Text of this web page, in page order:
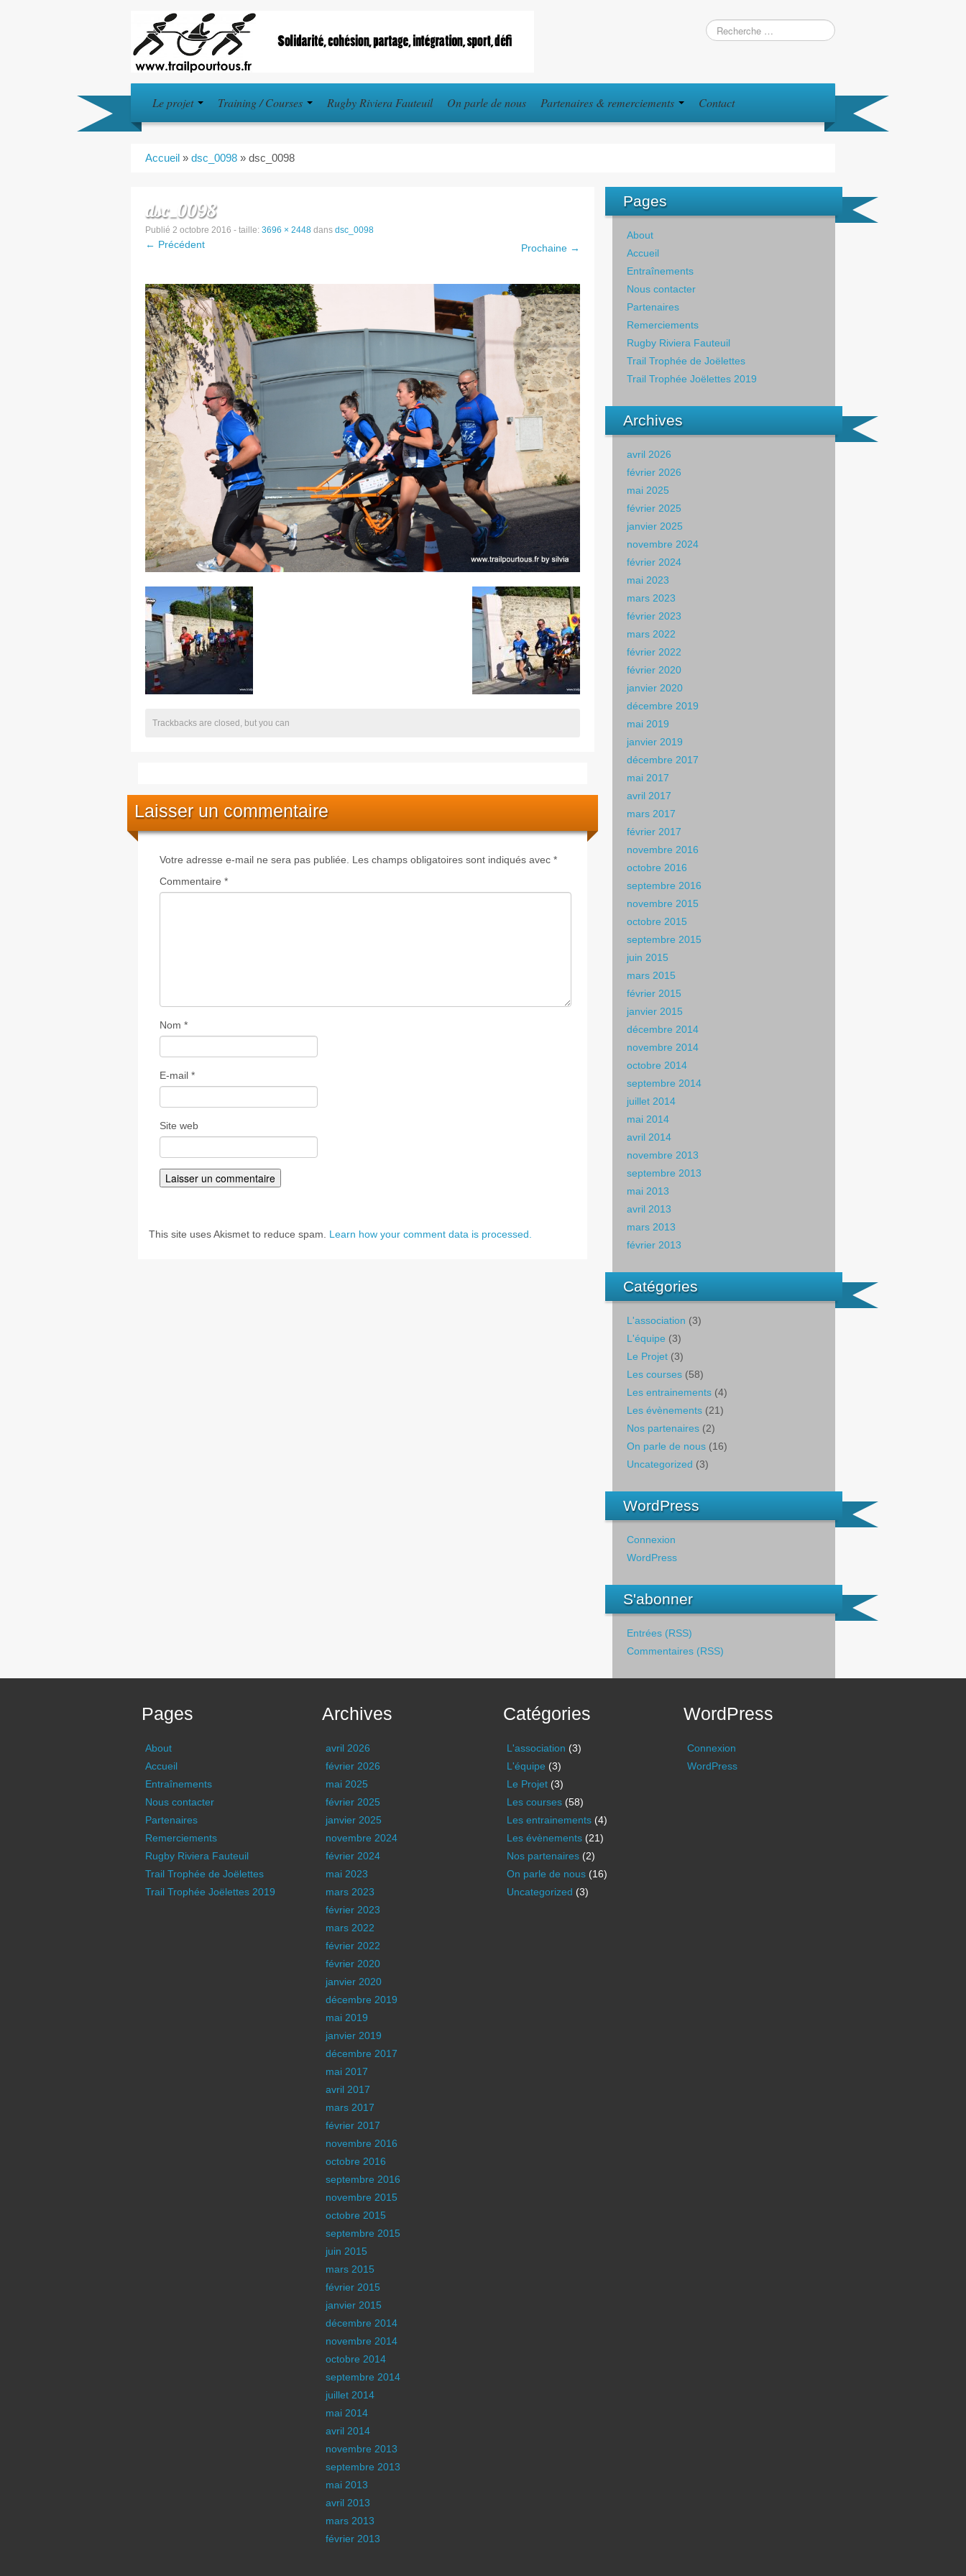
Le projet Training / Courses Rugby Riviera Fauteuil On parle de nous Partenaires & remerciements Contact
Accueil » dsc_0098 » dsc_0098
dsc_0098
Publié 2 octobre 2016 - taille: 3696 × 2448 dans dsc_0098
← Précédent Prochaine →
Trackbacks are closed, but you can
Laisser un commentaire
Votre adresse e-mail ne sera pas publiée. Les champs obligatoires sont indiqués avec *
Commentaire *
Nom *
E-mail *
Site web
This site uses Akismet to reduce spam. Learn how your comment data is processed.
Pages
About
Accueil
Entraînements
Nous contacter
Partenaires
Remerciements
Rugby Riviera Fauteuil
Trail Trophée de Joëlettes
Trail Trophée Joëlettes 2019
Archives
avril 2026
février 2026
mai 2025
février 2025
janvier 2025
novembre 2024
février 2024
mai 2023
mars 2023
février 2023
mars 2022
février 2022
février 2020
janvier 2020
décembre 2019
mai 2019
janvier 2019
décembre 2017
mai 2017
avril 2017
mars 2017
février 2017
novembre 2016
octobre 2016
septembre 2016
novembre 2015
octobre 2015
septembre 2015
juin 2015
mars 2015
février 2015
janvier 2015
décembre 2014
novembre 2014
octobre 2014
septembre 2014
juillet 2014
mai 2014
avril 2014
novembre 2013
septembre 2013
mai 2013
avril 2013
mars 2013
février 2013
Catégories
L'association (3)
L'équipe (3)
Le Projet (3)
Les courses (58)
Les entrainements (4)
Les évènements (21)
Nos partenaires (2)
On parle de nous (16)
Uncategorized (3)
WordPress
Connexion
WordPress
S'abonner
Entrées (RSS)
Commentaires (RSS)
Pages
About
Accueil
Entraînements
Nous contacter
Partenaires
Remerciements
Rugby Riviera Fauteuil
Trail Trophée de Joëlettes
Trail Trophée Joëlettes 2019
Archives
avril 2026
février 2026
mai 2025
février 2025
janvier 2025
novembre 2024
février 2024
mai 2023
mars 2023
février 2023
mars 2022
février 2022
février 2020
janvier 2020
décembre 2019
mai 2019
janvier 2019
décembre 2017
mai 2017
avril 2017
mars 2017
février 2017
novembre 2016
octobre 2016
septembre 2016
novembre 2015
octobre 2015
septembre 2015
juin 2015
mars 2015
février 2015
janvier 2015
décembre 2014
novembre 2014
octobre 2014
septembre 2014
juillet 2014
mai 2014
avril 2014
novembre 2013
septembre 2013
mai 2013
avril 2013
mars 2013
février 2013
Catégories
L'association (3)
L'équipe (3)
Le Projet(3)
Les courses(58)
Les entrainements(4)
Les évènements(21)
Nos partenaires(2)
On parle de nous(16)
Uncategorized (3)
WordPress
Connexion
WordPress